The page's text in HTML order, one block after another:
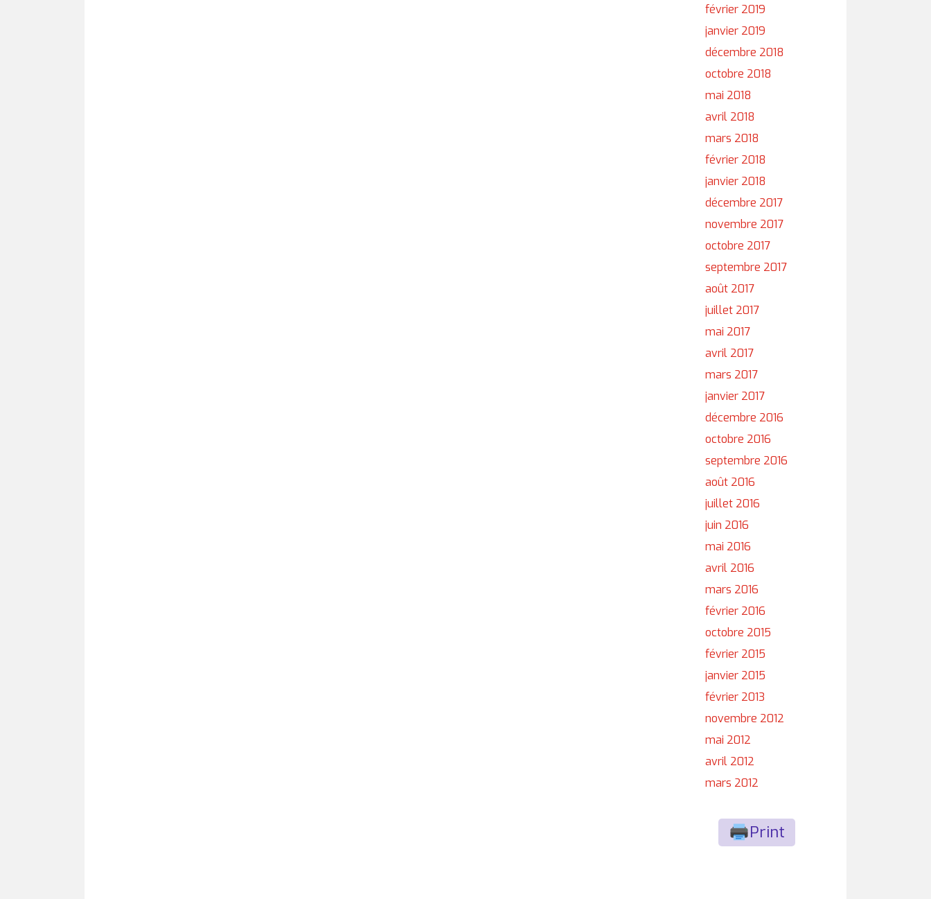
février 2019
janvier 2019
décembre 2018
octobre 2018
mai 2018
avril 2018
mars 2018
février 2018
janvier 2018
décembre 2017
novembre 2017
octobre 2017
septembre 2017
août 2017
juillet 2017
mai 2017
avril 2017
mars 2017
janvier 2017
décembre 2016
octobre 2016
septembre 2016
août 2016
juillet 2016
juin 2016
mai 2016
avril 2016
mars 2016
février 2016
octobre 2015
février 2015
janvier 2015
février 2013
novembre 2012
mai 2012
avril 2012
mars 2012
Print